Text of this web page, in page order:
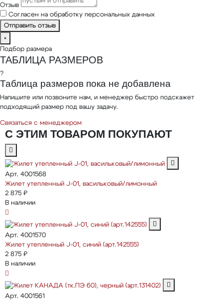
Отзыв
Согласен на обработку персональных данных
Отправить отзыв
×
Подбор размера
ТАБЛИЦА РАЗМЕРОВ
?
Таблица размеров пока не добавлена
Напишите или позвоните нам, и менеджер быстро подскажет
подходящий размер под вашу задачу.
Связаться с менеджером
С ЭТИМ ТОВАРОМ ПОКУПАЮТ
Арт. 4001568
Жилет утепленный J-01, васильковый/лимонный
2 875 ₽
В наличии
Арт. 4001570
Жилет утепленный J-01, синий (арт.142555)
2 875 ₽
В наличии
Арт. 4001561